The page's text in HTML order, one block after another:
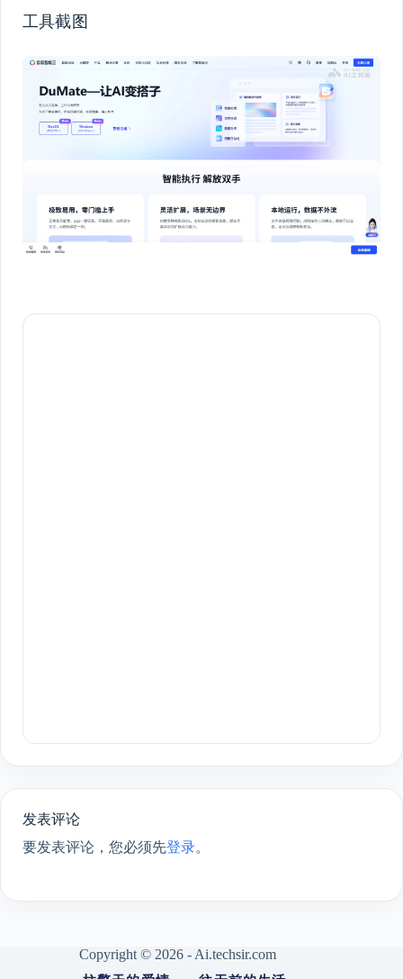
工具截图
发表评论
要发表评论，您必须先登录。
Copyright © 2026 - Ai.techsir.com